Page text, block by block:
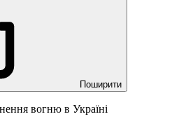
Поширити
вогню в Україні